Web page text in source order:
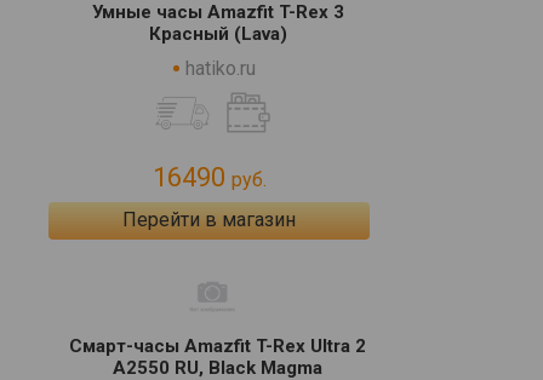
Умные часы Amazfit T-Rex 3
Красный (Lava)
hatiko.ru
16490 руб.
Перейти в магазин
Смарт-часы Amazfit T-Rex Ultra 2
A2550 RU, Black Magma